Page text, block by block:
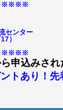
センター
）
申込みされ
トあり！先